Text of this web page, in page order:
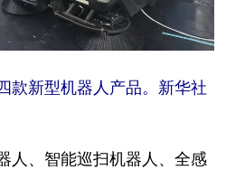
款新型机器人产品。新华社
人、智能巡扫机器人、全感